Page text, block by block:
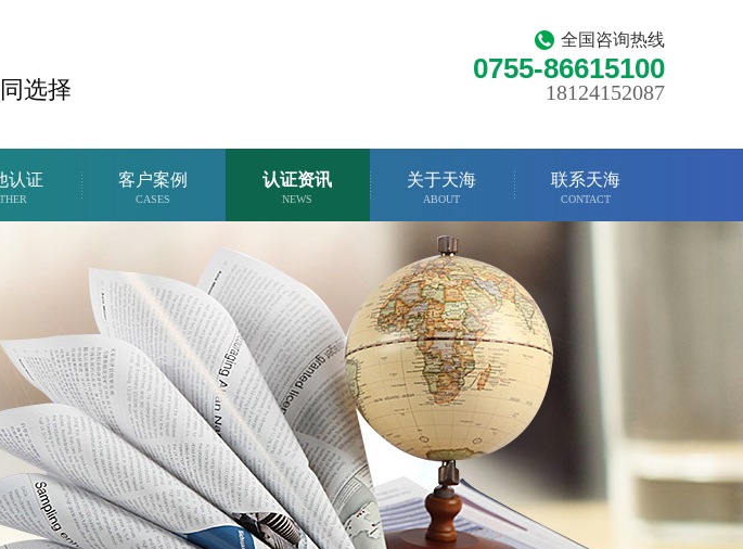
全国咨询热线
0755-86615100
18124152087
选择
认证 客户案例
CASES
认证资讯
NEWS
关于天海
ABOUT
联系天海
CONTACT